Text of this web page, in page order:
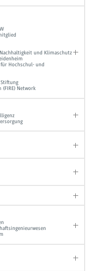
und Klimaschutz
Hochschul- und
Network